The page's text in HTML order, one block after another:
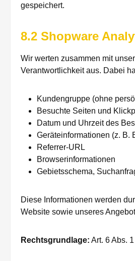
gespeichert.
8.2 Shopware
Wir werten zusammen mit
Verantwortlichkeit aus. Dabei
Kundengruppe (ohne
Besuchte Seiten und
Datum und Uhrzeit des
Geräteinformationen (z. B.
Referrer-URL
Browserinformationen
Gebietsschema,
Diese Informationen werden
Website sowie unseres
Rechtsgrundlage: Art. 6 Abs.